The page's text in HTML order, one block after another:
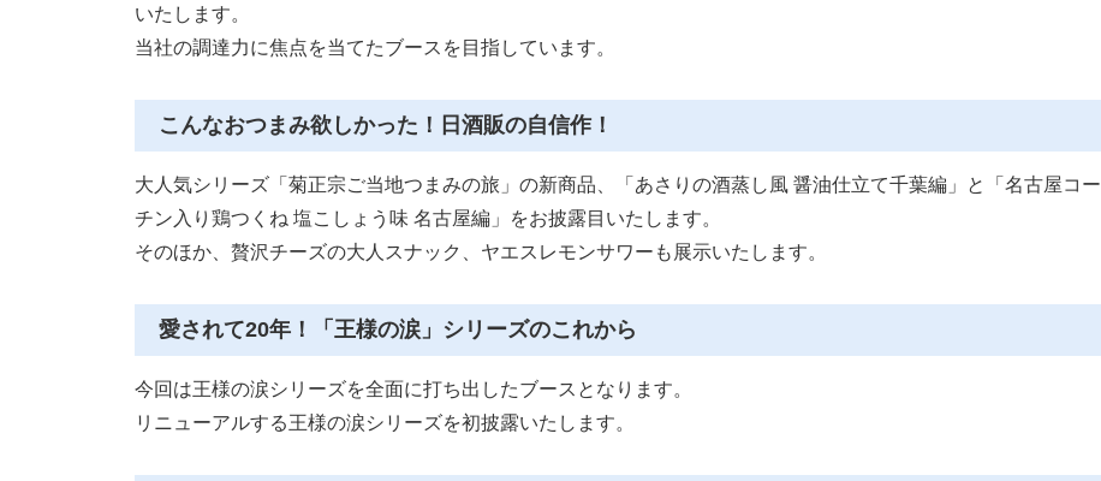
いたします。
当社の調達力に焦点を当てたブースを目指しています。
こんなおつまみ欲しかった！日酒販の自信作！
大人気シリーズ「菊正宗ご当地つまみの旅」の新商品、「あさりの酒蒸し風 醤油仕立て千葉編」と「名古屋コー
チン入り鶏つくね 塩こしょう味 名古屋編」をお披露目いたします。
そのほか、贅沢チーズの大人スナック、ヤエスレモンサワーも展示いたします。
愛されて20年！「王様の涙」シリーズのこれから
今回は王様の涙シリーズを全面に打ち出したブースとなります。
リニューアルする王様の涙シリーズを初披露いたします。